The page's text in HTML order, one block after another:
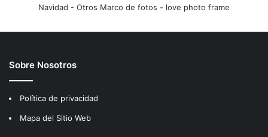
Navidad - Otros Marco de fotos - love photo frame
Sobre Nosotros
Política de privacidad
Mapa del Sitio Web